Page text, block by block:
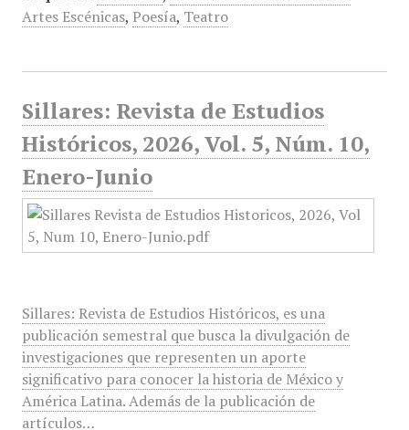
Artes Escénicas, Poesía, Teatro
Sillares: Revista de Estudios
Históricos, 2026, Vol. 5, Núm. 10,
Enero-Junio
Sillares: Revista de Estudios Históricos, es una
publicación semestral que busca la divulgación de
investigaciones que representen un aporte
significativo para conocer la historia de México y
América Latina. Además de la publicación de
artículos…